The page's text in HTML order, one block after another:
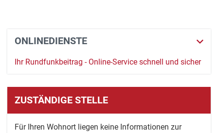
ONLINEDIENSTE
Ihr Rundfunk­beitrag - Online-Service schnell und sicher
ZUSTÄNDIGE STELLE
Für Ihren Wohnort liegen keine Informationen zur